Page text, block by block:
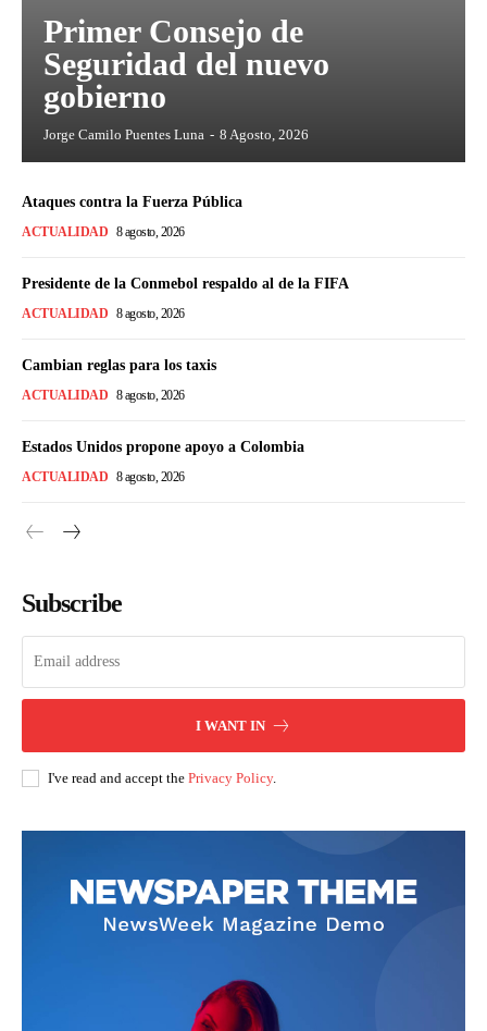
Primer Consejo de
Seguridad del nuevo
gobierno
Jorge Camilo Puentes Luna - 8 Agosto, 2026
Ataques contra la Fuerza Pública
ACTUALIDAD 8 agosto, 2026
Presidente de la Conmebol respaldo al de la FIFA
ACTUALIDAD 8 agosto, 2026
Cambian reglas para los taxis
ACTUALIDAD 8 agosto, 2026
Estados Unidos propone apoyo a Colombia
ACTUALIDAD 8 agosto, 2026
Subscribe
I WANT IN
I've read and accept the Privacy Policy.